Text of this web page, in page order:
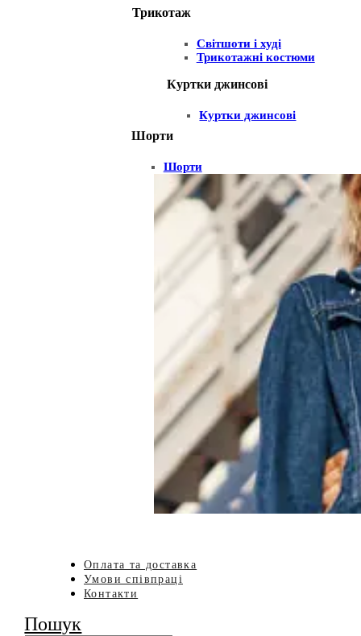
Трикотаж
Світшоти і худі
Трикотажні костюми
Куртки джинсові
Куртки джинсові
Шорти
Шорти
Оплата та доставка
Умови співпраці
Контакти
Пошук